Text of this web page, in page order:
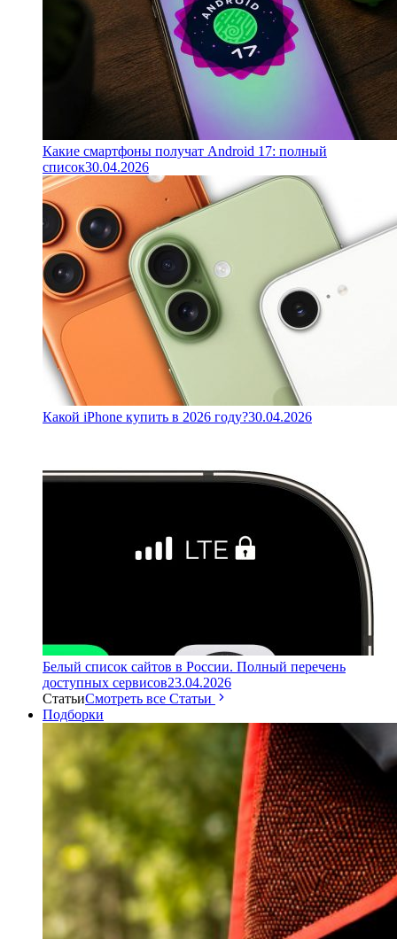
Какие смартфоны получат Android 17: полный
список30.04.2026
Какой iPhone купить в 2026 году?30.04.2026
Белый список сайтов в России. Полный перечень
доступных сервисов23.04.2026
СтатьиСмотреть все Статьи
Подборки